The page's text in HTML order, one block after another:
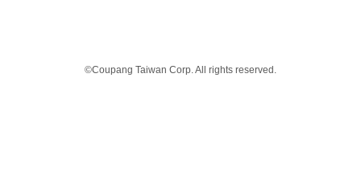
©Coupang Taiwan Corp. All rights reserved.